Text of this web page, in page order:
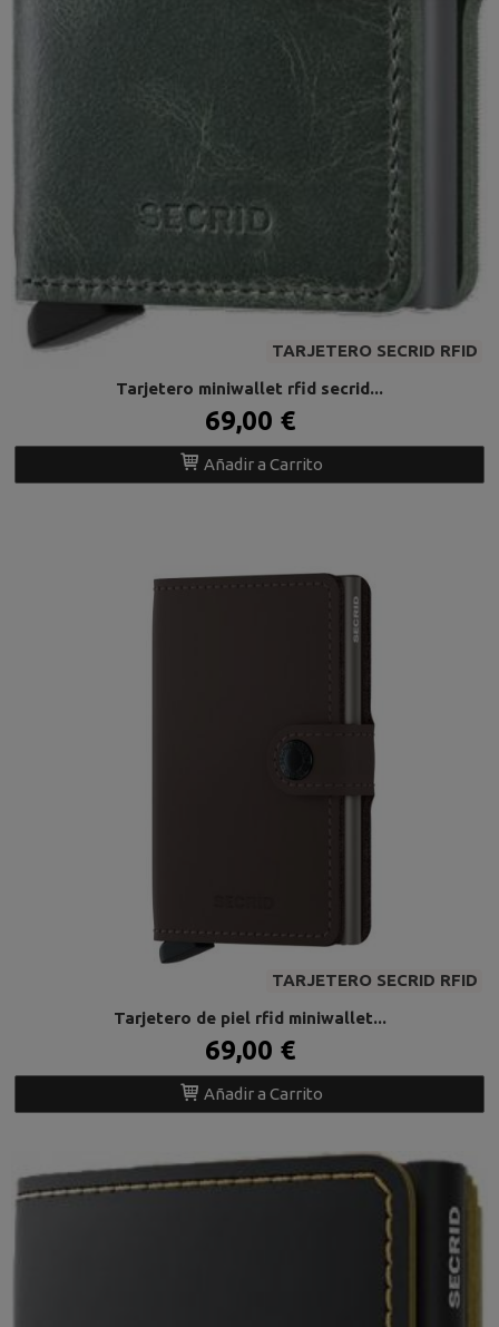
TARJETERO SECRID RFID
Tarjetero miniwallet rfid secrid...
69,00 €
Añadir a Carrito
TARJETERO SECRID RFID
Tarjetero de piel rfid miniwallet...
69,00 €
Añadir a Carrito